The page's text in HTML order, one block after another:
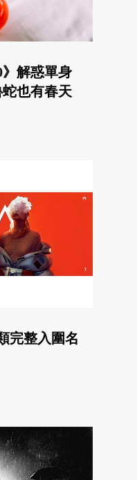
解惑單身
也有春天
完整入圍名